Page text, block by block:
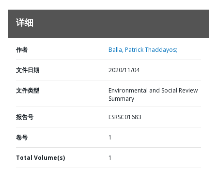
详细
作者 Balla, Patrick Thaddayos;
文件日期 2020/11/04
文件类型
Environmental and Social Review
Summary
报告号 ESRSC01683
卷号 1
Total Volume(s) 1